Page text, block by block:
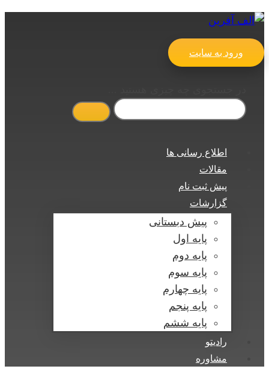
ورود به سایت
اطلاع رسانی ها
مقالات
پیش ثبت نام
گزارشات
پیش دبستانی
پایه اول
پایه دوم
پایه سوم
پایه چهارم
پایه پنجم
پایه ششم
رادیتو
مشاوره